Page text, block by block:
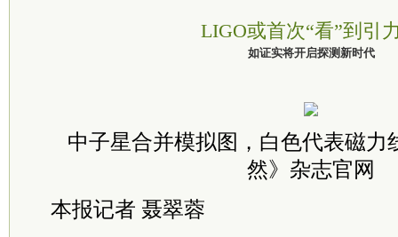
LIGO或首次“看”到引
如证实将开启探测新时代
中子星合并模拟图，白色代表磁力
然》杂志官网
本报记者 聂翠蓉